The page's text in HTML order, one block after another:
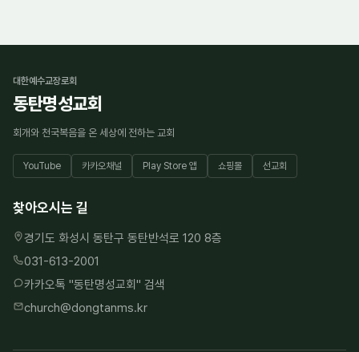
대한예수교장로회
동탄명성교회
회개와 천국복음을 온 세상에 전하는 교회
YouTube 카카오채널 Play Store 앱 쇼핑몰 선교회
찾아오시는 길
경기도 화성시 동탄구 동탄반석로 120 8층
031-613-2001
카카오톡 "동탄명성교회" 검색
church@dongtanms.kr